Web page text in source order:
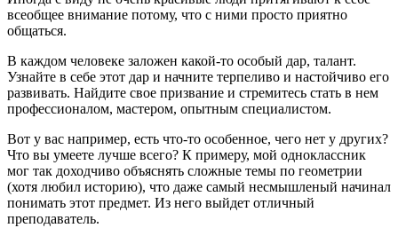
всеобщее внимание потому, что с ними просто приятно
общаться.
В каждом человеке заложен какой-то особый дар, талант.
Узнайте в себе этот дар и начните терпеливо и настойчиво его
развивать. Найдите свое призвание и стремитесь стать в нем
профессионалом, мастером, опытным специалистом.
Вот у вас например, есть что-то особенное, чего нет у других?
Что вы умеете лучше всего? К примеру, мой одноклассник
мог так доходчиво объяснять сложные темы по геометрии
(хотя любил историю), что даже самый несмышленый начинал
понимать этот предмет. Из него выйдет отличный
преподаватель.